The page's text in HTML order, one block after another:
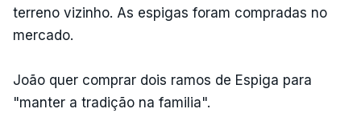
terreno vizinho. As espigas foram compradas no
mercado.
João quer comprar dois ramos de Espiga para
"manter a tradição na familia".